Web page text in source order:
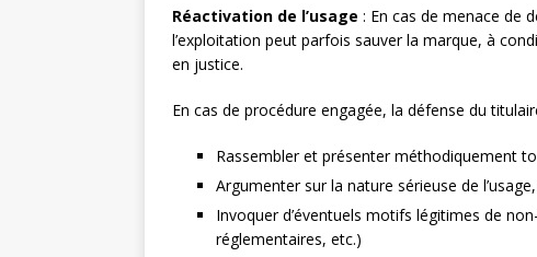
Réactivation de l’usage : En cas de menace de
l’exploitation peut parfois sauver la marque, à
en justice.
En cas de procédure engagée, la défense du
Rassembler et présenter méthodiquement
Argumenter sur la nature sérieuse de
Invoquer d’éventuels motifs légitimes de
réglementaires, etc.)